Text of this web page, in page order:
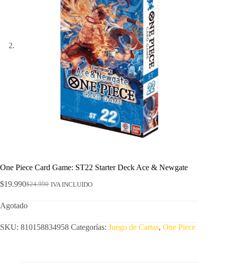
One Piece Card Game: ST22 Starter Deck Ace & Newgate
$24.990
El
original
$24.990.
$19.990El
actual
$19.990.
IVA INCLUIDO
Agotado
SKU: 810158834958 Categorías: Juego de Cartas, One Piece